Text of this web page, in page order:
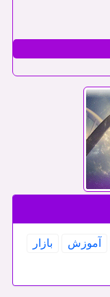
آموزش
بازار